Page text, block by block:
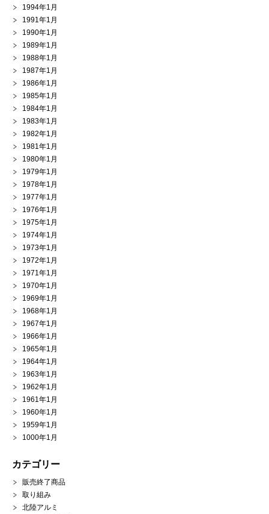
1994年1月
1991年1月
1990年1月
1989年1月
1988年1月
1987年1月
1986年1月
1985年1月
1984年1月
1983年1月
1982年1月
1981年1月
1980年1月
1979年1月
1978年1月
1977年1月
1976年1月
1975年1月
1974年1月
1973年1月
1972年1月
1971年1月
1970年1月
1969年1月
1968年1月
1967年1月
1966年1月
1965年1月
1964年1月
1963年1月
1962年1月
1961年1月
1960年1月
1959年1月
1000年1月
カテゴリー
販売終了商品
取り組み
北陸アルミ